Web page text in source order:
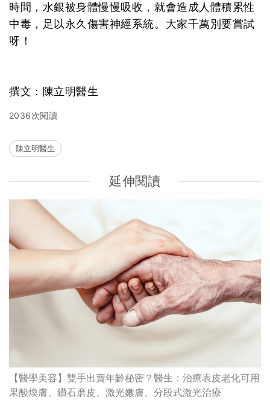
時間，水銀被身體慢慢吸收，就會造成人體積累性
中毒，足以永久傷害神經系統。大家千萬別要嘗試
呀！
撰文：陳立明醫生
2036次閱讀
陳立明醫生
延伸閱讀
【醫學美容】雙手出賣年齡秘密？醫生：治療表皮老化可用
果酸煥膚、鑽石磨皮、激光嫩膚、分段式激光治療